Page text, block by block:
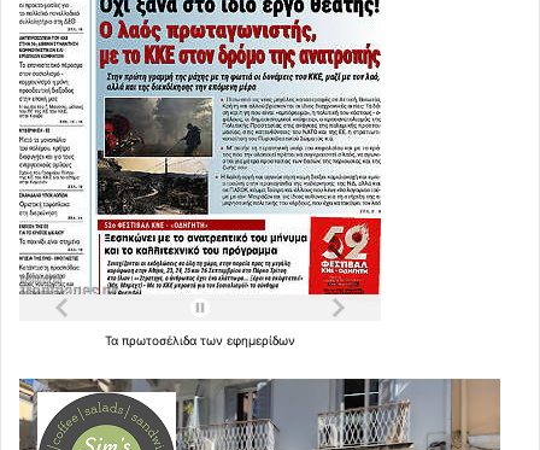
Τα πρωτοσέλιδα των εφημερίδων